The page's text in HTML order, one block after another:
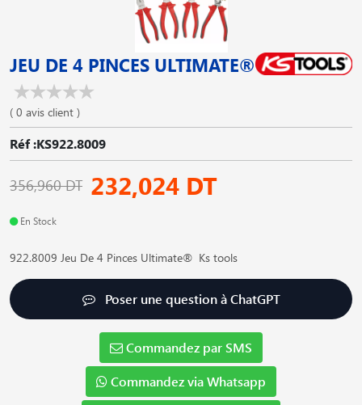
JEU DE 4 PINCES ULTIMATE®
( 0 avis client )
Réf :KS922.8009
356,960 DT 232,024 DT
En Stock
922.8009 Jeu De 4 Pinces Ultimate® Ks tools
Poser une question à ChatGPT
Commandez par SMS
Commandez via Whatsapp